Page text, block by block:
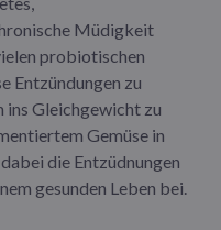
Müdigkeit
probiotischen
Entzündungen zu
ins Gleichgewicht zu
Gemüse in
die Entzüdnungen
gesunden Leben bei.